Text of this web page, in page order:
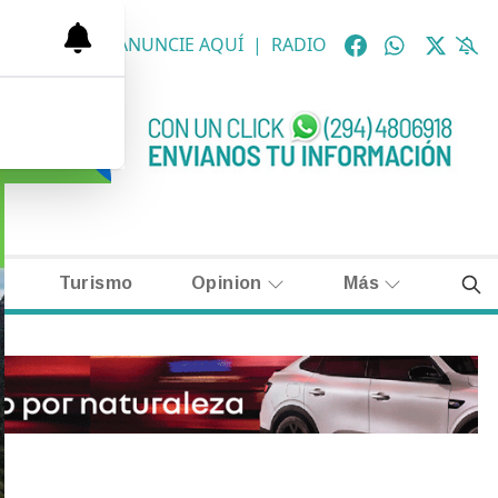
ANUNCIE AQUÍ | RADIO
Turismo Opinion Más